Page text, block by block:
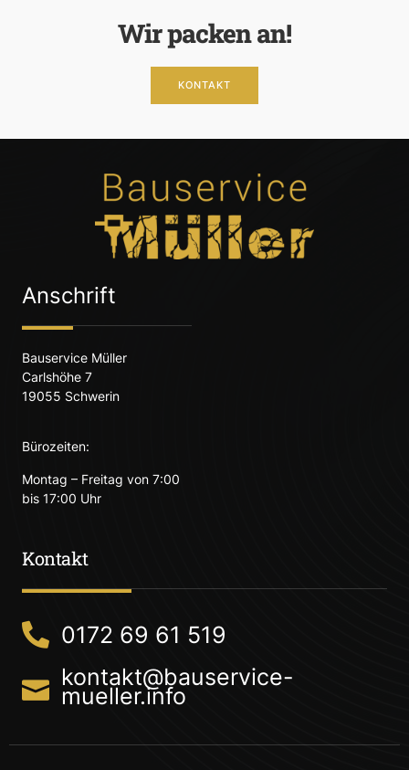
Wir packen an!
KONTAKT
Anschrift
Bauservice Müller
Carlshöhe 7
19055 Schwerin
Bürozeiten:
Montag – Freitag von 7:00
bis 17:00 Uhr
Kontakt
0172 69 61 519
kontakt@bauservice-
mueller.info